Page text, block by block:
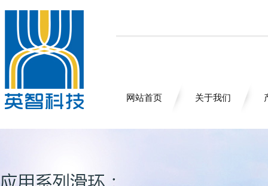
网站首页 关于我们